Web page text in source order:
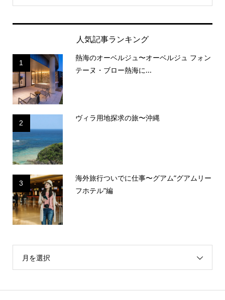
人気記事ランキング
1
熱海のオーベルジュ〜オーベルジュ フォン
テーヌ・ブロー熱海に...
2
ヴィラ用地探求の旅〜沖縄
3
海外旅行ついでに仕事〜グアム”グアムリー
フホテル”編
月を選択